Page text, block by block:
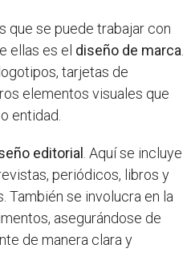
que se puede trabajar con
ellas es el diseño de marca
tarjetas de
elementos visuales que
entidad.
editorial . Aquí se incluye
periódicos, libros y
También se involucra en la
asegurándose de
de manera clara y